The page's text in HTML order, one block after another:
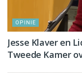
OPINIE
Jesse Klaver en
Tweede Kamer